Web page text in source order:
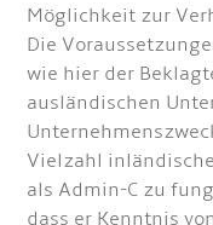
Möglichkeit zur
Die
wie hier der
ausländischen
Vielzahl
als Admin-C zu
dass er Kenntnis